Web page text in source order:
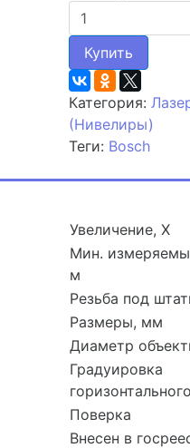
Купить
Категория:
(Нивелиры)
Теги: Bosch
Увеличение, Х
Мин.
м
Резьба под
Размеры, мм
Диаметр
Градуировка
Поверка
Внесен в